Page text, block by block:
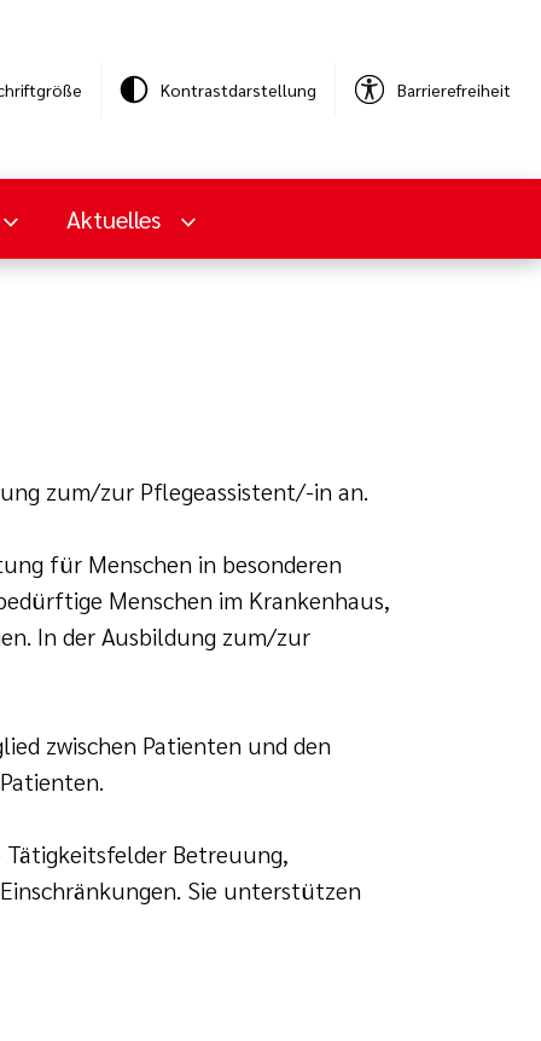
Kontrastdarstellung Barrierefreiheit
Aktuelles
zum/zur Pflegeassistent/-in an.
für Menschen in besonderen
Menschen im Krankenhaus,
In der Ausbildung zum/zur
zwischen Patienten und den
Betreuung,
Sie unterstützen